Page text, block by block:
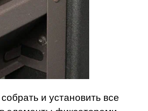
и установить все